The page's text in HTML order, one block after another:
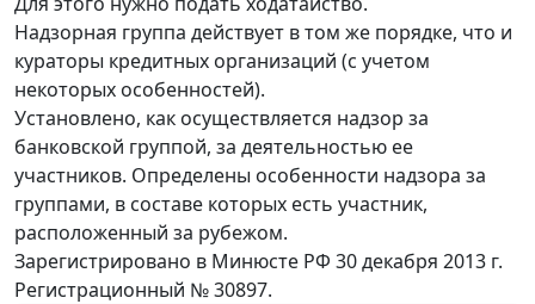
Надзорная группа действует в том же порядке, что и
кураторы кредитных организаций (с учетом
некоторых особенностей).
Установлено, как осуществляется надзор за
банковской группой, за деятельностью ее
участников. Определены особенности надзора за
группами, в составе которых есть участник,
расположенный за рубежом.
Зарегистрировано в Минюсте РФ 30 декабря 2013 г.
Регистрационный № 30897.